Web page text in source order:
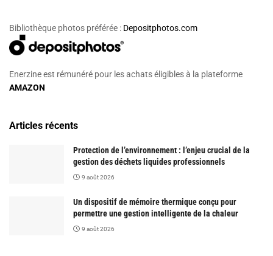
Bibliothèque photos préférée : Depositphotos.com
Enerzine est rémunéré pour les achats éligibles à la plateforme
AMAZON
Articles récents
Protection de l’environnement : l’enjeu crucial de la
gestion des déchets liquides professionnels
9 août 2026
Un dispositif de mémoire thermique conçu pour
permettre une gestion intelligente de la chaleur
9 août 2026